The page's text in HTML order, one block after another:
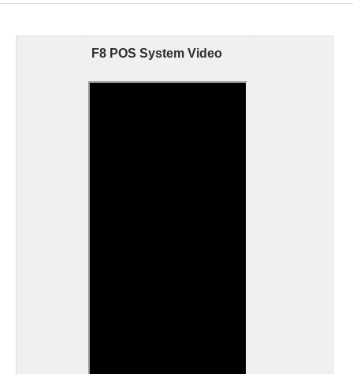
F8 POS System Video